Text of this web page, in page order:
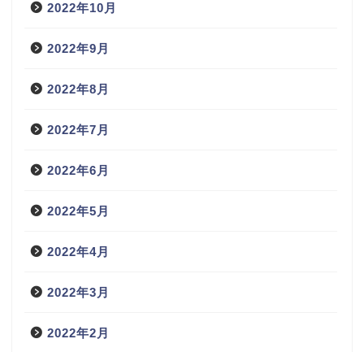
2022年10月
2022年9月
2022年8月
2022年7月
2022年6月
2022年5月
2022年4月
2022年3月
2022年2月